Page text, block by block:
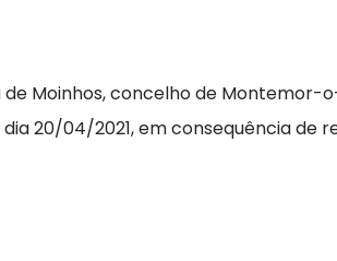
Moinhos, concelho de
20/04/2021, em consequência de